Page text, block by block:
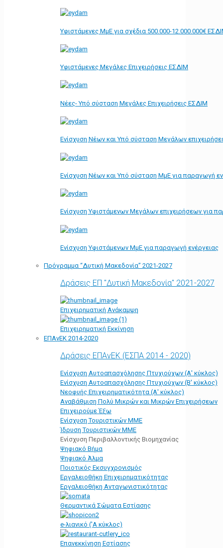
Υφιστάμενες ΜμΕ για σχέδια 500.000-12.000.000€
Υφιστάμενες Μεγάλες Επιχειρήσεις ΕΣΔΙΜ
Νέες- Υπό σύσταση Μεγάλες Επιχειρήσεις ΕΣΔΙΜ
Ενίσχυση Νέων και Υπό σύσταση Μεγάλων
Ενίσχυση Νέων και Υπό σύσταση ΜμΕ για παραγωγή
Ενίσχυση Υφιστάμενων Μεγάλων επιχειρήσεων για
Ενίσχυση Υφιστάμενων ΜμΕ για παραγωγή ενέργειας
Πρόγραμμα “Δυτική Μακεδονία” 2021-2027
Δράσεις ΕΠ "Δυτική Μακεδονία" 2021-2027
Επιχειρηματική Ανάκαμψη
Επιχειρηματική Εκκίνηση
ΕΠΑνΕΚ 2014-2020
Δράσεις ΕΠΑνΕΚ (ΕΣΠΑ 2014 - 2020)
Ενίσχυση Αυτοαπασχόλησης Πτυχιούχων (Α' κύκλος)
Ενίσχυση Αυτοαπασχόλησης Πτυχιούχων (Β' κύκλος)
Νεοφυής Επιχειρηματικότητα (Α' κύκλος)
Αναβάθμιση Πολύ Μικρών και Μικρών Επιχειρήσεων
Επιχειρούμε Έξω
Ενίσχυση Τουριστικών ΜΜΕ
Ίδρυση Τουριστικών ΜΜΕ
Ενίσχυση Περιβαλλοντικής Βιομηχανίας
Ψηφιακό Βήμα
Ψηφιακό Άλμα
Ποιοτικός Εκσυγχρονισμός
Εργαλειοθήκη Eπιχειρηματικότητας
Εργαλειοθήκη Ανταγωνιστικότητας
Θερμαντικά Σώματα Εστίασης
e-λιανικό ('Α κύκλος)
Επανεκκίνηση Εστίασης